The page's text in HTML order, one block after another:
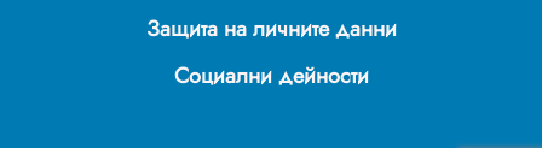
Защита на личните данни
Социални дейности